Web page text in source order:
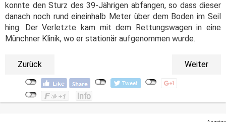
konnte den Sturz des 39-Jährigen abfangen, so dass dieser
danach noch rund eineinhalb Meter über dem Boden im Seil
hing. Der Verletzte kam mit dem Rettungswagen in eine
Münchner Klinik, wo er stationär aufgenommen wurde.
Zurück Weiter